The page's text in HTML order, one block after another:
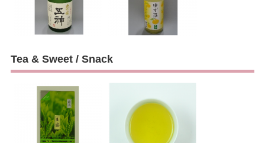
Tea & Sweet / Snack